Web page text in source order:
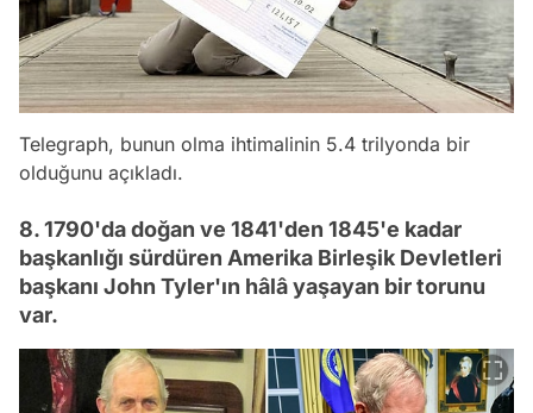
Telegraph, bunun olma ihtimalinin 5.4 trilyonda bir
olduğunu açıkladı.
8. 1790'da doğan ve 1841'den 1845'e kadar
başkanlığı sürdüren Amerika Birleşik Devletleri
başkanı John Tyler'ın hâlâ yaşayan bir torunu
var.